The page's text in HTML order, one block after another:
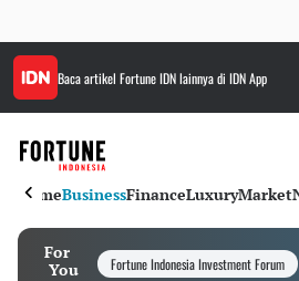
Baca artikel Fortune IDNlainnya di IDN App
HomeBusinessFinanceLuxuryMarket
For
You
Fortune Indonesia Investment Forum